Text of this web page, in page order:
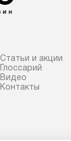
Статьи и акции
Глоссарий
Видео
Контакты